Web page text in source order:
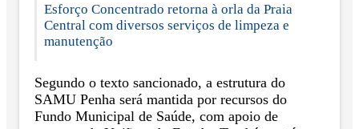
Esforço Concentrado retorna à orla da Praia
Central com diversos serviços de limpeza e
manutenção
Segundo o texto sancionado, a estrutura do
SAMU Penha será mantida por recursos do
Fundo Municipal de Saúde, com apoio de